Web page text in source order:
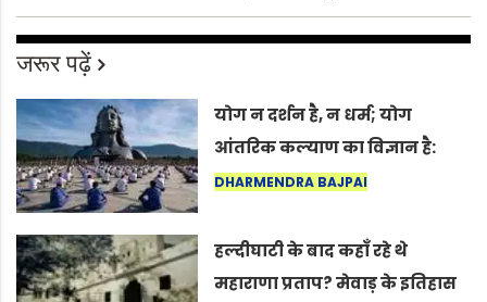
जरूर पढ़ें
योग न दर्शन है, न धर्म; योग
आंतरिक कल्याण का विज्ञान है:
अंतरराष्ट्रीय योग दिवस 2026 पर
DHARMENDRA BAJPAI
हल्दीघाटी के बाद कहाँ रहे थे
महाराणा प्रताप? मेवाड़ के इतिहास